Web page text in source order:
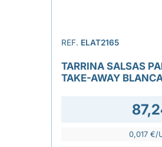
REF. ELAT2165
TARRINA SALSAS
TAKE-AWAY
0,017 €/